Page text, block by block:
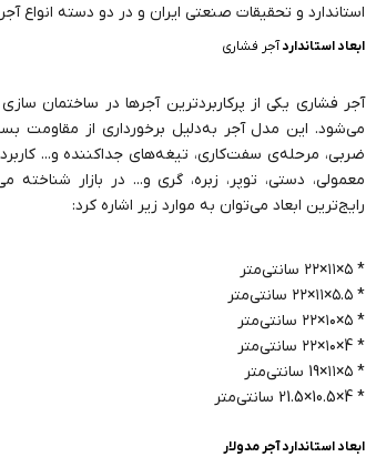
استاندارد و تحقیقات صنعتی ایران و در دو دسته انواع
ابعاد استانداردآجر فشاری
آجر فشاری یکی از پرکاربردترین آجرها در ساختمان
می‌شود. این مدل آجر به‌دلیل برخورداری از مقاومت
ضربی، مرحله‌ی سفت‌کاری، تیغه‌های جداکننده و...
معمولی، دستی، توپر، زبره، گری و... در بازار
رایج‌ترین ابعاد می‌توان به موارد زیر اشاره کرد:
* ۵×۱۱×۲۲ سانتی‌متر
* ۵.۵×۱۱×۲۲ سانتی‌متر
* ۵×۱۰×۲۲ سانتی‌متر
* 4×۱۰×۲۲ سانتی‌متر
* ۵×۱۱×19 سانتی‌متر
* 4×10.5×21.5 سانتی‌متر
ابعاد استاندارد آجر مدولار